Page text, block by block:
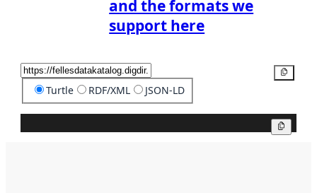
and the formats we
support here
Turtle RDF/XML JSON-LD